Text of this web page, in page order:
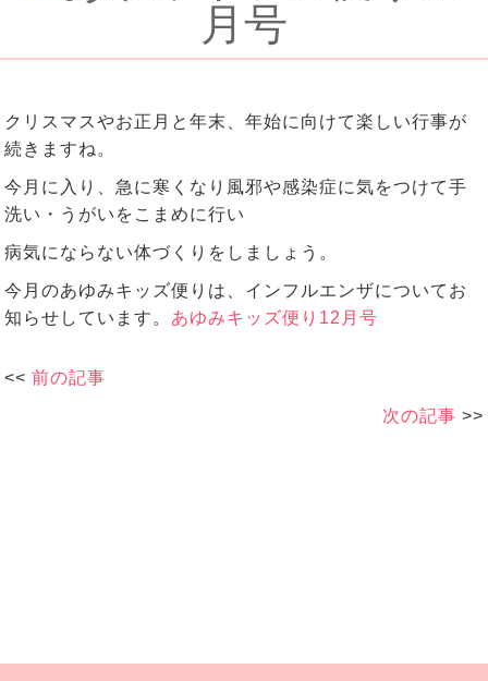
月号
クリスマスやお正月と年末、年始に向けて楽しい行事が
続きますね。
今月に入り、急に寒くなり風邪や感染症に気をつけて手
洗い・うがいをこまめに行い
病気にならない体づくりをしましょう。
今月のあゆみキッズ便りは、インフルエンザについてお
知らせしています。 あゆみキッズ便り12月号
<<前の記事
次の記事 >>